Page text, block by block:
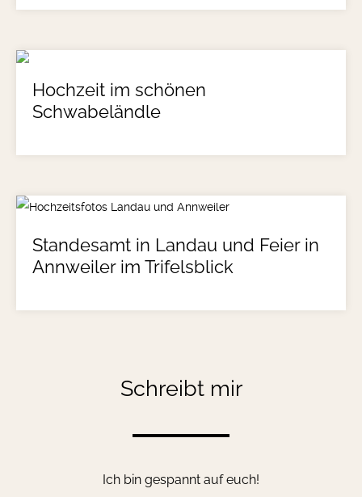
Hochzeit im schönen
Schwabeländle
Standesamt in Landau und Feier in
Annweiler im Trifelsblick
Schreibt mir
Ich bin gespannt auf euch!